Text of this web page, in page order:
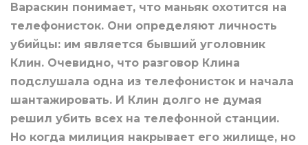
Вараскин понимает, что маньяк охотится на
телефонисток. Они определяют личность
убийцы: им является бывший уголовник
Клин. Очевидно, что разговор Клина
подслушала одна из телефонисток и начала
шантажировать. И Клин долго не думая
решил убить всех на телефонной станции.
Но когда милиция накрывает его жилище, но